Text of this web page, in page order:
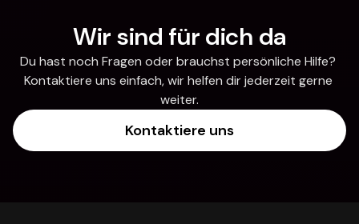
Wir sind für dich da
Du hast noch Fragen oder brauchst persönliche Hilfe?
Kontaktiere uns einfach, wir helfen dir jederzeit gerne
weiter.
Kontaktiere uns